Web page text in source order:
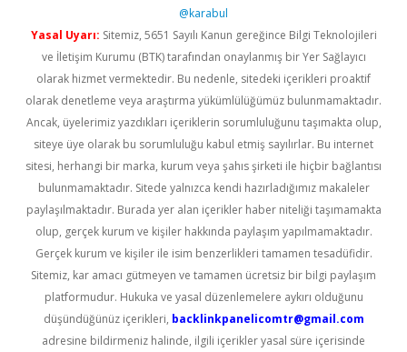
@karabul
Yasal Uyarı: Sitemiz, 5651 Sayılı Kanun gereğince Bilgi Teknolojileri
ve İletişim Kurumu (BTK) tarafından onaylanmış bir Yer Sağlayıcı
olarak hizmet vermektedir. Bu nedenle, sitedeki içerikleri proaktif
olarak denetleme veya araştırma yükümlülüğümüz bulunmamaktadır.
Ancak, üyelerimiz yazdıkları içeriklerin sorumluluğunu taşımakta olup,
siteye üye olarak bu sorumluluğu kabul etmiş sayılırlar. Bu internet
sitesi, herhangi bir marka, kurum veya şahıs şirketi ile hiçbir bağlantısı
bulunmamaktadır. Sitede yalnızca kendi hazırladığımız makaleler
paylaşılmaktadır. Burada yer alan içerikler haber niteliği taşımamakta
olup, gerçek kurum ve kişiler hakkında paylaşım yapılmamaktadır.
Gerçek kurum ve kişiler ile isim benzerlikleri tamamen tesadüfidir.
Sitemiz, kar amacı gütmeyen ve tamamen ücretsiz bir bilgi paylaşım
platformudur. Hukuka ve yasal düzenlemelere aykırı olduğunu
düşündüğünüz içerikleri, backlinkpanelicomtr@gmail.com
adresine bildirmeniz halinde, ilgili içerikler yasal süre içerisinde